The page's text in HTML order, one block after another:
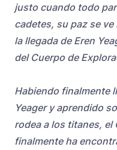
justo cuando todo
cadetes, su paz se
la llegada de Eren
del Cuerpo de
Habiendo finalmente
Yeager y aprendido
rodea a los titanes, el
finalmente ha